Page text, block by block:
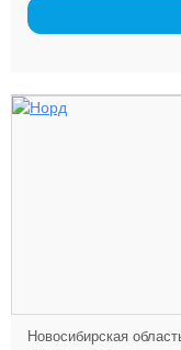
Новосибирская